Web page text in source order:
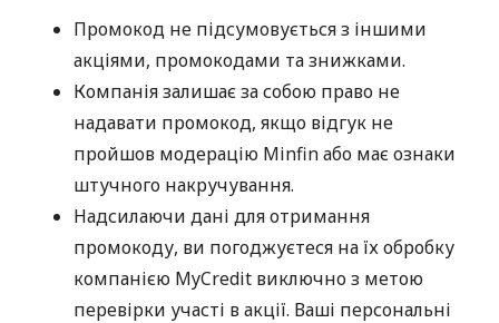
Промокод не підсумовується з іншими
акціями, промокодами та знижками.
Компанія залишає за собою право не
надавати промокод, якщо відгук не
пройшов модерацію Minfin або має ознаки
штучного накручування.
Надсилаючи дані для отримання
промокоду, ви погоджуєтеся на їх обробку
компанією MyCredit виключно з метою
перевірки участі в акції. Ваші персональні